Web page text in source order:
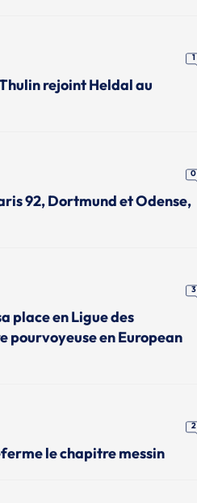
1
rejoint Heldal au
0
92, Dortmund et Odense,
3
place en Ligue des
pourvoyeuse en European
2
le chapitre messin